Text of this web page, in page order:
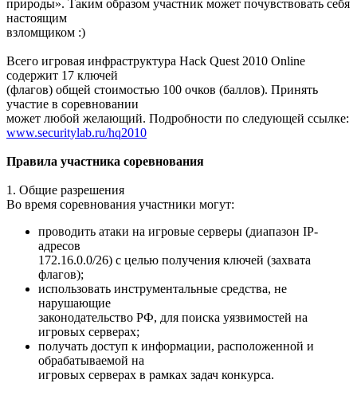
природы». Таким образом участник может почувствовать себя
настоящим
взломщиком :)
Всего игровая инфраструктура Hack Quest 2010 Online
содержит 17 ключей
(флагов) общей стоимостью 100 очков (баллов). Принять
участие в соревновании
может любой желающий. Подробности по следующей ссылке:
www.securitylab.ru/hq2010
Правила участника соревнования
1. Общие разрешения
Во время соревнования участники могут:
проводить атаки на игровые серверы (диапазон IP-
адресов
172.16.0.0/26) с целью получения ключей (захвата
флагов);
использовать инструментальные средства, не
нарушающие
законодательство РФ, для поиска уязвимостей на
игровых серверах;
получать доступ к информации, расположенной и
обрабатываемой на
игровых серверах в рамках задач конкурса.